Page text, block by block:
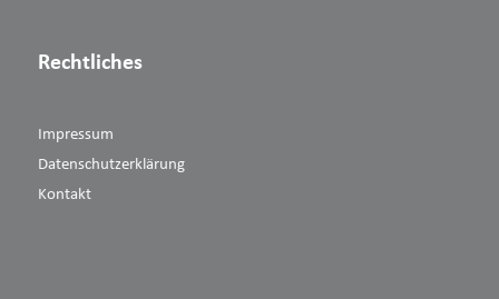
Rechtliches
Impressum
Datenschutzerklärung
Kontakt